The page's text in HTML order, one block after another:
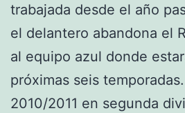
trabajada desde el año
el delantero abandona el
al equipo azul donde
próximas seis
2010/2011 en segunda